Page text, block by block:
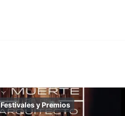
Festivales y Premios